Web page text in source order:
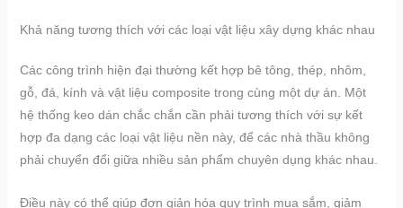
Khả năng tương thích với các loại vật liệu xây dựng khác nhau
Các công trình hiện đại thường kết hợp bê tông, thép, nhôm,
gỗ, đá, kính và vật liệu composite trong cùng một dự án. Một
hệ thống keo dán chắc chắn cần phải tương thích với sự kết
hợp đa dạng các loại vật liệu nền này, để các nhà thầu không
phải chuyển đổi giữa nhiều sản phẩm chuyên dụng khác nhau.
Điều này có thể giúp đơn giản hóa quy trình mua sắm, giảm